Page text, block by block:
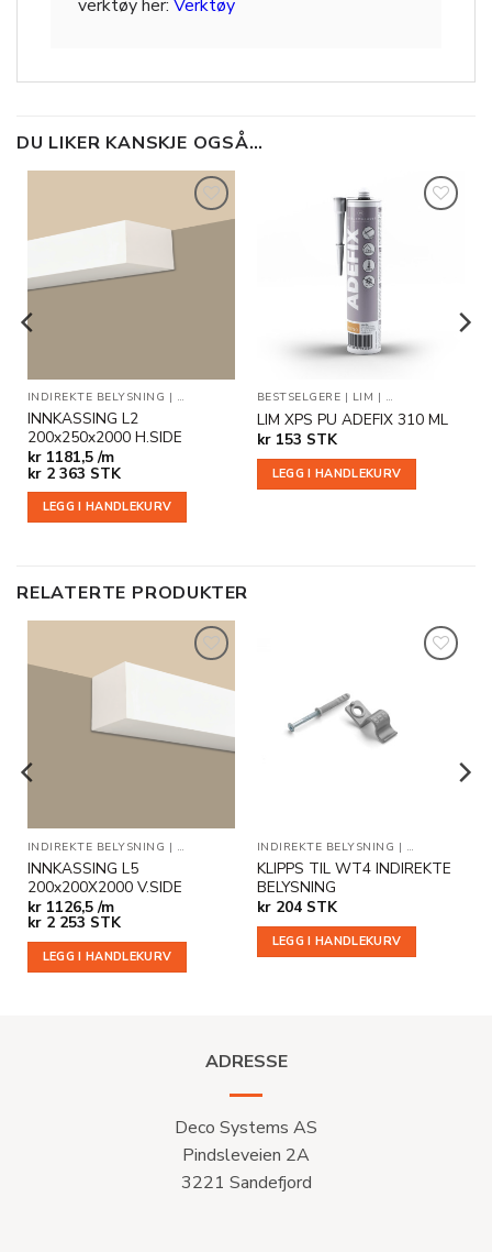
verktøy her: Verktøy
DU LIKER KANSKJE OGSÅ…
INDIREKTE BELYSNING | INNKASSINGER|INNKASSINGER MED
INNKASSING L2
200x250x2000 H.SIDE
kr1181,5 /m
kr2 363 STK
LEGG I HANDLEKURV
BESTSELGERE | LIM |
LIM XPS PU ADEFIX 310 ML
kr153 STK
LEGG I HANDLEKURV
|INNKASSINGER
RELATERTE PRODUKTER
ønskeliste
INDIREKTE BELYSNING | INNKASSINGER |INNKASSINGER MED
INNKASSING L5
200x200X2000 V.SIDE
kr1126,5 /m
kr2 253 STK
LEGG I HANDLEKURV
ønskeliste
INDIREKTE BELYSNING |
KLIPPS TIL WT4 INDIREKTE
BELYSNING
kr204 STK
LEGG I HANDLEKURV
ADRESSE
Deco Systems AS
Pindsleveien 2A
3221 Sandefjord